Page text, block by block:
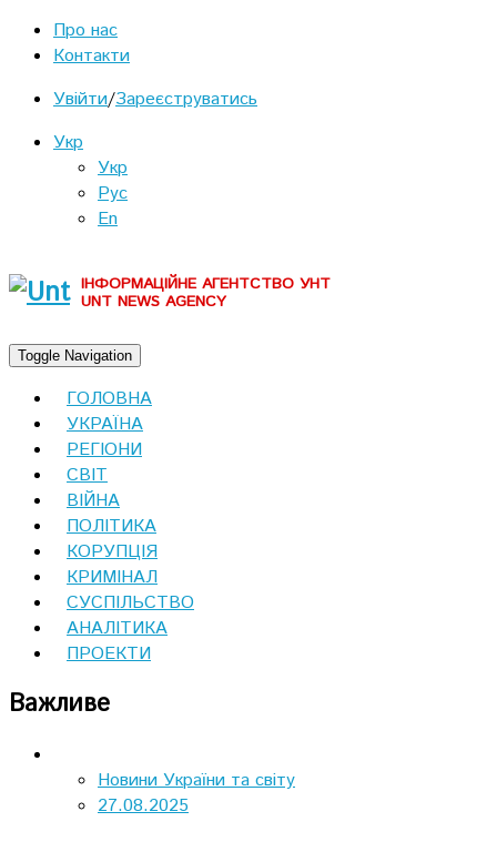
Про нас
Контакти
Увійти/Зареєструватись
Укр
Укр
Рус
En
ІНФОРМАЦІЙНЕ АГЕНТСТВО УНТ
UNT NEWS AGENCY
Toggle Navigation
ГОЛОВНА
УКРАЇНА
РЕГІОНИ
СВІТ
ВІЙНА
ПОЛІТИКА
КОРУПЦІЯ
КРИМІНАЛ
СУСПІЛЬСТВО
АНАЛІТИКА
ПРОЕКТИ
Важливе
Новини України та світу
27.08.2025